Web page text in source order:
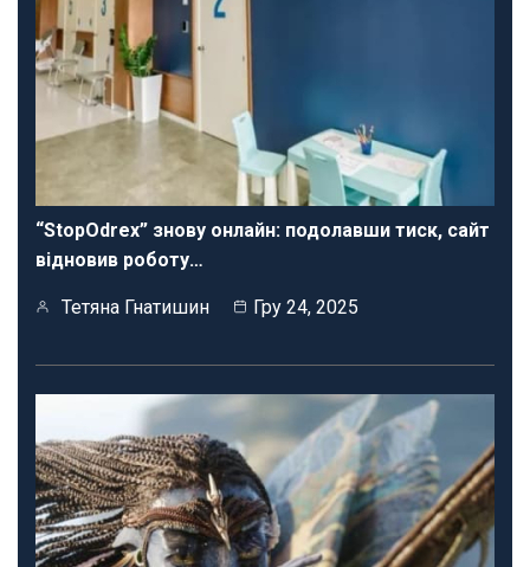
“StopOdrex” знову онлайн: подолавши тиск, сайт
відновив роботу…
Тетяна Гнатишин Гру 24, 2025